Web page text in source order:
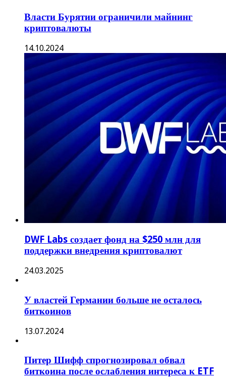
Власти Бурятии ограничили майнинг
криптовалюты
14.10.2024
DWF Labs создает фонд на $250 млн для
поддержки внедрения криптовалют
24.03.2025
У властей Германии больше не осталось
биткоинов
13.07.2024
Питер Шифф спрогнозировал обвал
биткоина после ослабления интереса к ETF